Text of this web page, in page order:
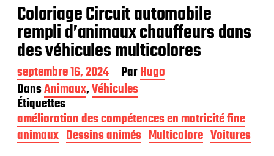
Coloriage Circuit automobile
rempli d’animaux chauffeurs dans
des véhicules multicolores
D
a
t
e
d
e
p
septembre 16, 2024 ParHugo
DansAnimaux,Véhicules
Étiquettes
amélioration des compétences en motricité fine
animaux Dessins animés Multicolore Voitures